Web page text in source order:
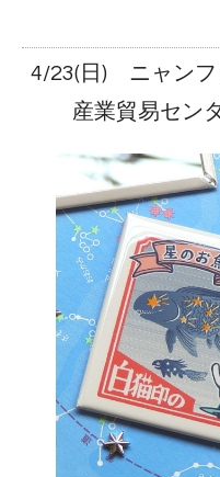
4/23(日) ニャン
産業貿易セン